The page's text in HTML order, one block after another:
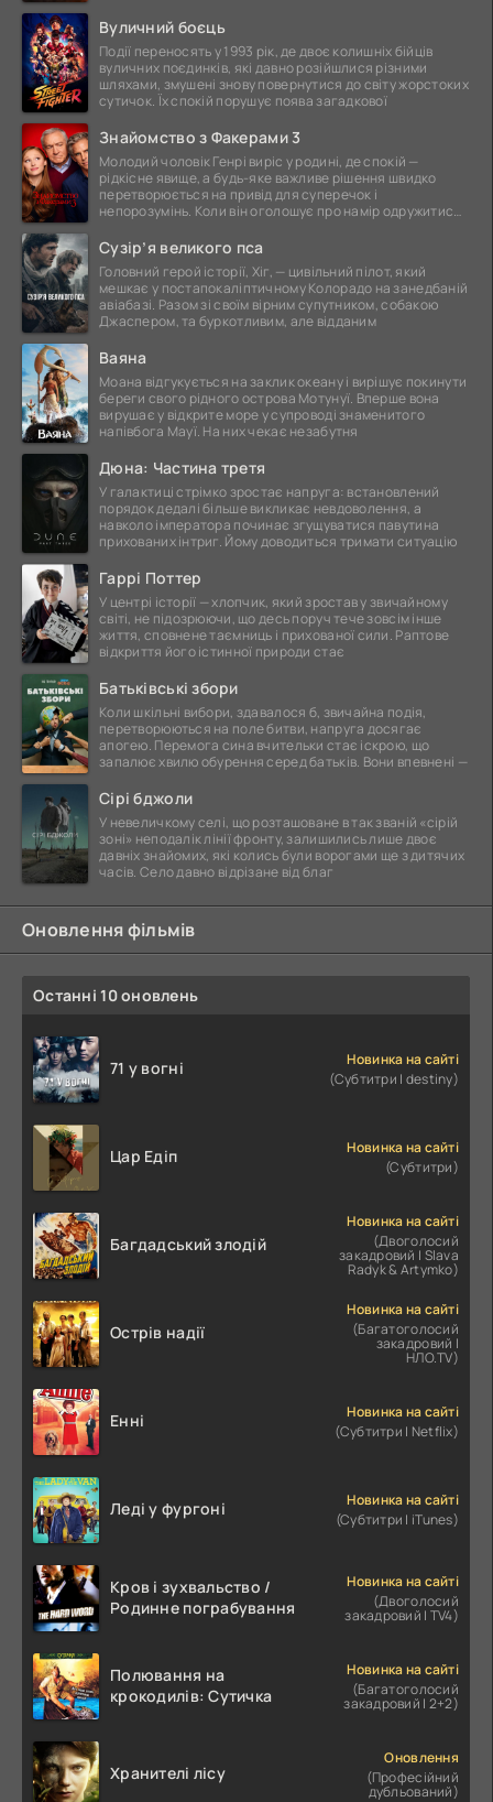
Вуличний боєць
Події переносять у 1993 рік, де двоє колишніх бійців
вуличних поєдинків, які давно розійшлися різними
шляхами, змушені знову повернутися до світу жорстоких
сутичок. Їх спокій порушує поява загадкової
Знайомство з Факерами 3
Молодий чоловік Генрі виріс у родині, де спокій —
рідкісне явище, а будь-яке важливе рішення швидко
перетворюється на привід для суперечок і
непорозумінь. Коли він оголошує про намір одружитися,
Сузір’я великого пса
Головний герой історії, Хіг, — цивільний пілот, який
мешкає у постапокаліптичному Колорадо на занедбаній
авіабазі. Разом зі своїм вірним супутником, собакою
Джаспером, та буркотливим, але відданим
Ваяна
Моана відгукується на заклик океану і вирішує покинути
береги свого рідного острова Мотунуї. Вперше вона
вирушає у відкрите море у супроводі знаменитого
напівбога Мауї. На них чекає незабутня
Дюна: Частина третя
У галактиці стрімко зростає напруга: встановлений
порядок дедалі більше викликає невдоволення, а
навколо імператора починає згущуватися павутина
прихованих інтриг. Йому доводиться тримати ситуацію
Гаррі Поттер
У центрі історії — хлопчик, який зростав у звичайному
світі, не підозрюючи, що десь поруч тече зовсім інше
життя, сповнене таємниць і прихованої сили. Раптове
відкриття його істинної природи стає
Батьківські збори
Коли шкільні вибори, здавалося б, звичайна подія,
перетворюються на поле битви, напруга досягає
апогею. Перемога сина вчительки стає іскрою, що
запалює хвилю обурення серед батьків. Вони впевнені —
Сірі бджоли
У невеличкому селі, що розташоване в так званій «сірій
зоні» неподалік лінії фронту, залишились лише двоє
давніх знайомих, які колись були ворогами ще з дитячих
часів. Село давно відрізане від благ
Оновлення фільмів
Останні 10 оновлень
71 у вогні
Новинка на сайті
(Субтитри | destiny)
Цар Едіп
Новинка на сайті
(Субтитри)
Багдадський злодій
Новинка на сайті
(Двоголосий
закадровий | Slava
Radyk & Artymko)
Острів надії
Новинка на сайті
(Багатоголосий
закадровий |
НЛО.TV)
Енні
Новинка на сайті
(Субтитри | Netflix)
Леді у фургоні
Новинка на сайті
(Субтитри | iTunes)
Кров і зухвальство /
Родинне пограбування
Новинка на сайті
(Двоголосий
закадровий | TV4)
Полювання на
крокодилів: Сутичка
Новинка на сайті
(Багатоголосий
закадровий | 2+2)
Хранителі лісу
Оновлення
(Професійний
дубльований)